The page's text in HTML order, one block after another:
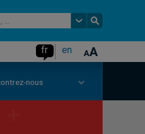
fr en
nous